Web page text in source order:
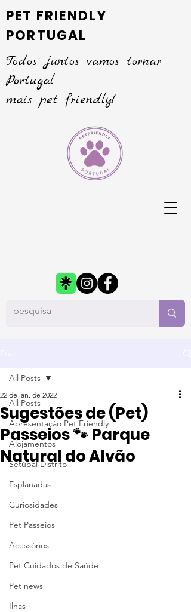
PET FRIENDLY
PORTUGAL
Todos juntos vamos tornar
Portugal
mais pet friendly!
All Posts
Apresentação Pet Friendly
Alojamentos
Setúbal Distrito
Esplanadas
Curiosidades
Pet Passeios
Acessórios
Pet Cuidados de Saúde
Pet news
Ilhas
All Posts
Sugestões de (Pet)
Passeios 🐾 Parque
Natural do Alvão
22 de jan. de 2022